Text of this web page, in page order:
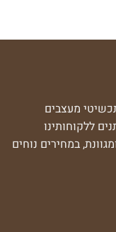
מעצבים
ללקוחותינו
במחירים נוחים